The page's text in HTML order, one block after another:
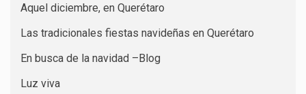
Aquel diciembre, en Querétaro
Las tradicionales fiestas navideñas en Querétaro
En busca de la navidad –Blog
Luz viva